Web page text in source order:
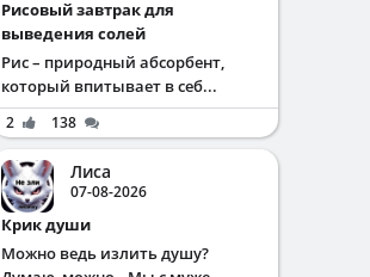
Рисовый завтрак для
выведения солей
Рис – природный абсорбент,
который впитывает в себ...
2 138
Лиса
07-08-2026
Крик души
Можно ведь излить душу?